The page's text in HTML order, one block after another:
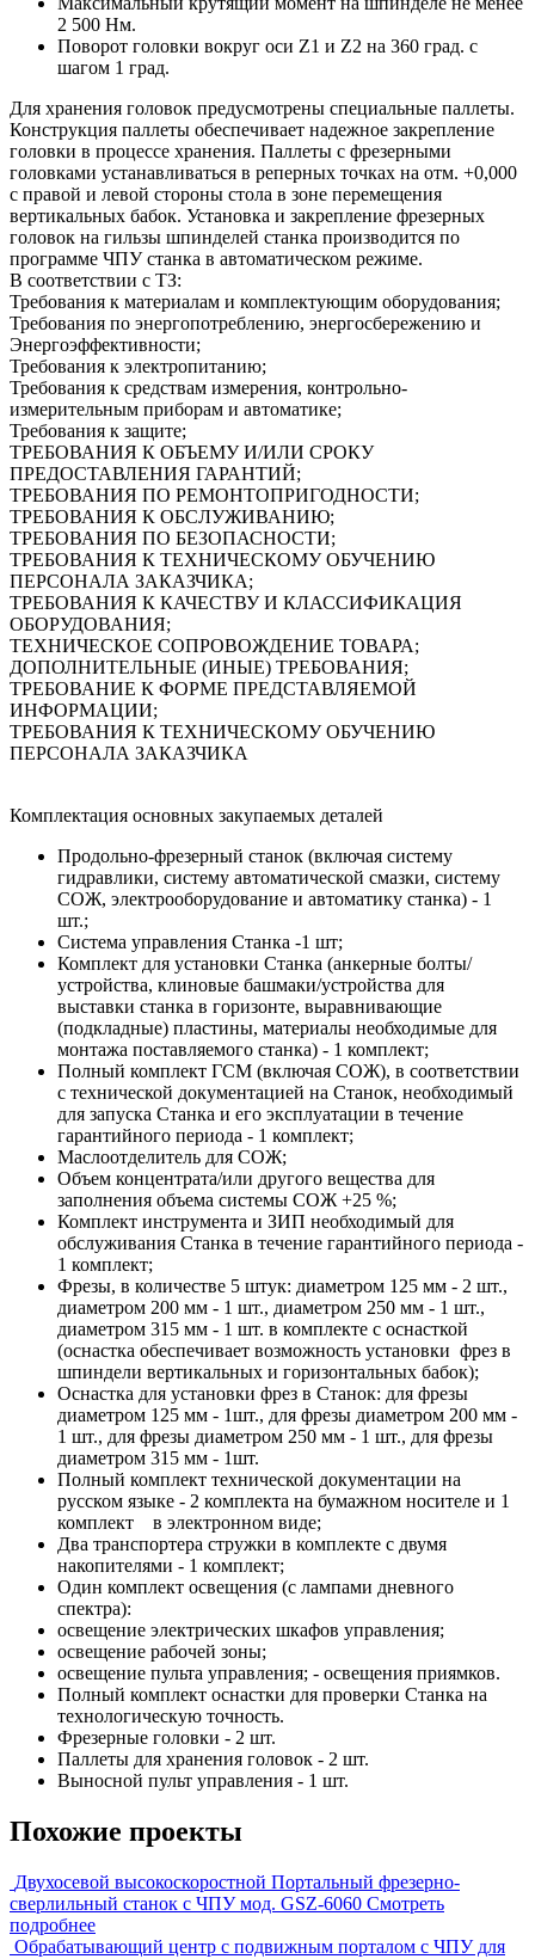
2 500 Нм.
Поворот головки вокруг оси Z1 и Z2 на 360 град. с
шагом 1 град.
Для хранения головок предусмотрены специальные паллеты.
Конструкция паллеты обеспечивает надежное закрепление
головки в процессе хранения. Паллеты с фрезерными
головками устанавливаться в реперных точках на отм. +0,000
с правой и левой стороны стола в зоне перемещения
вертикальных бабок. Установка и закрепление фрезерных
головок на гильзы шпинделей станка производится по
программе ЧПУ станка в автоматическом режиме.
В соответствии с ТЗ:
Требования к материалам и комплектующим оборудования;
Требования по энергопотреблению, энергосбережению и
Энергоэффективности;
Требования к электропитанию;
Требования к средствам измерения, контрольно-
измерительным приборам и автоматике;
Требования к защите;
ТРЕБОВАНИЯ К ОБЪЕМУ И/ИЛИ СРОКУ
ПРЕДОСТАВЛЕНИЯ ГАРАНТИЙ;
ТРЕБОВАНИЯ ПО РЕМОНТОПРИГОДНОСТИ;
ТРЕБОВАНИЯ К ОБСЛУЖИВАНИЮ;
ТРЕБОВАНИЯ ПО БЕЗОПАСНОСТИ;
ТРЕБОВАНИЯ К ТЕХНИЧЕСКОМУ ОБУЧЕНИЮ
ПЕРСОНАЛА ЗАКАЗЧИКА;
ТРЕБОВАНИЯ К КАЧЕСТВУ И КЛАССИФИКАЦИЯ
ОБОРУДОВАНИЯ;
ТЕХНИЧЕСКОЕ СОПРОВОЖДЕНИЕ ТОВАРА;
ДОПОЛНИТЕЛЬНЫЕ (ИНЫЕ) ТРЕБОВАНИЯ;
ТРЕБОВАНИЕ К ФОРМЕ ПРЕДСТАВЛЯЕМОЙ
ИНФОРМАЦИИ;
ТРЕБОВАНИЯ К ТЕХНИЧЕСКОМУ ОБУЧЕНИЮ
ПЕРСОНАЛА ЗАКАЗЧИКА
Комплектация основных закупаемых деталей
Продольно-фрезерный станок (включая систему
гидравлики, систему автоматической смазки, систему
СОЖ, электрооборудование и автоматику станка) - 1
шт.;
Система управления Станка -1 шт;
Комплект для установки Станка (анкерные болты/
устройства, клиновые башмаки/устройства для
выставки станка в горизонте, выравнивающие
(подкладные) пластины, материалы необходимые для
монтажа поставляемого станка) - 1 комплект;
Полный комплект ГСМ (включая СОЖ), в соответствии
с технической документацией на Станок, необходимый
для запуска Станка и его эксплуатации в течение
гарантийного периода - 1 комплект;
Маслоотделитель для СОЖ;
Объем концентрата/или другого вещества для
заполнения объема системы СОЖ +25 %;
Комплект инструмента и ЗИП необходимый для
обслуживания Станка в течение гарантийного периода -
1 комплект;
Фрезы, в количестве 5 штук: диаметром 125 мм - 2 шт.,
диаметром 200 мм - 1 шт., диаметром 250 мм - 1 шт.,
диаметром 315 мм - 1 шт. в комплекте с оснасткой
(оснастка обеспечивает возможность установки фрез в
шпиндели вертикальных и горизонтальных бабок);
Оснастка для установки фрез в Станок: для фрезы
диаметром 125 мм - 1шт., для фрезы диаметром 200 мм -
1 шт., для фрезы диаметром 250 мм - 1 шт., для фрезы
диаметром 315 мм - 1шт.
Полный комплект технической документации на
русском языке - 2 комплекта на бумажном носителе и 1
комплект в электронном виде;
Два транспортера стружки в комплекте с двумя
накопителями - 1 комплект;
Один комплект освещения (с лампами дневного
спектра):
освещение электрических шкафов управления;
освещение рабочей зоны;
освещение пульта управления; - освещения приямков.
Полный комплект оснастки для проверки Станка на
технологическую точность.
Фрезерные головки - 2 шт.
Паллеты для хранения головок - 2 шт.
Выносной пульт управления - 1 шт.
Похожие проекты
Двухосевой высокоскоростной Портальный фрезерно-
сверлильный станок с ЧПУ мод. GSZ-6060 Смотреть
подробнее
Обрабатывающий центр с подвижным порталом с ЧПУ для